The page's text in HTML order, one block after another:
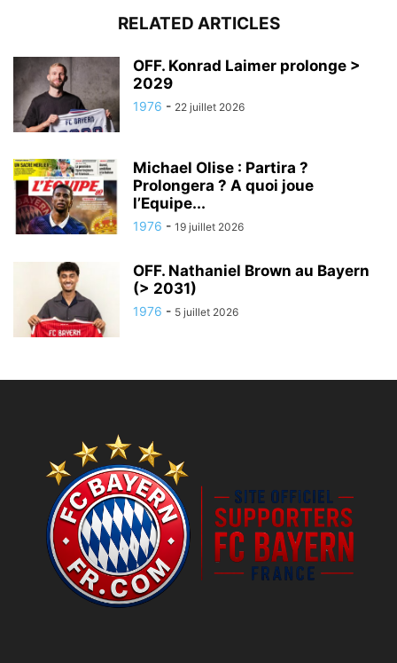
RELATED ARTICLES
OFF. Konrad Laimer prolonge >
2029
1976 - 22 juillet 2026
Michael Olise : Partira ?
Prolongera ? A quoi joue
l’Equipe...
1976 - 19 juillet 2026
OFF. Nathaniel Brown au Bayern
(> 2031)
1976 - 5 juillet 2026